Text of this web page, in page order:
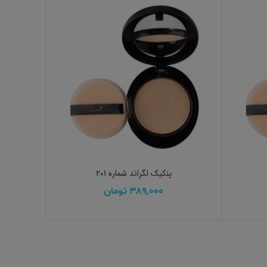
افزودن به سبد خرید
پنکیک لگراند شماره 201
۳۸۹,۰۰۰ تومان